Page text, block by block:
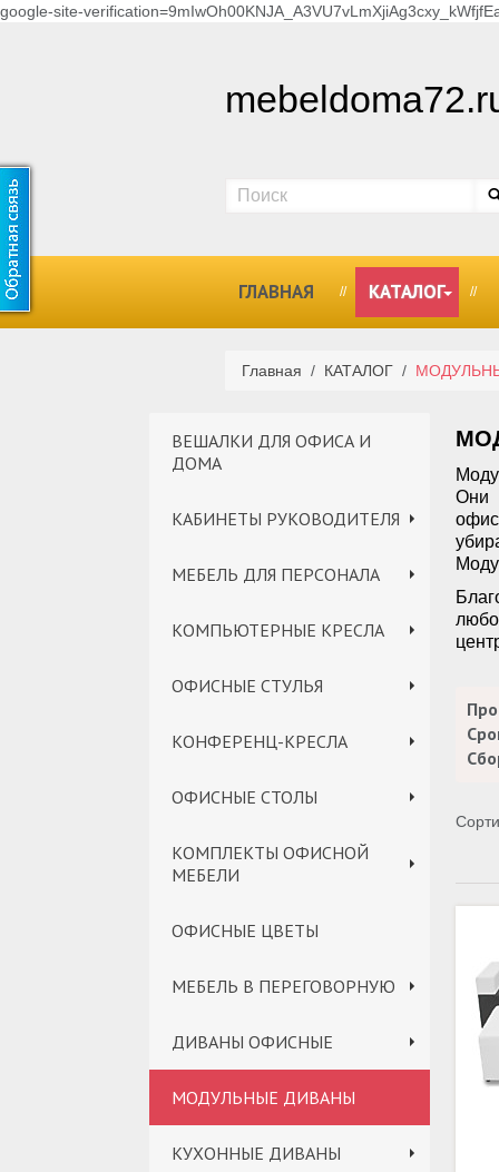
google-site-
ГЛАВНАЯ КАТАЛОГ
Главная / КАТАЛОГ /
ВЕШАЛКИ ДЛЯ ОФИСА И
ДОМА
КАБИНЕТЫ РУКОВОДИТЕЛЯ
МЕБЕЛЬ ДЛЯ ПЕРСОНАЛА
КОМПЬЮТЕРНЫЕ КРЕСЛА
ОФИСНЫЕ СТУЛЬЯ
КОНФЕРЕНЦ-КРЕСЛА
ОФИСНЫЕ СТОЛЫ
КОМПЛЕКТЫ ОФИСНОЙ
МЕБЕЛИ
ОФИСНЫЕ ЦВЕТЫ
МЕБЕЛЬ В ПЕРЕГОВОРНУЮ
ДИВАНЫ ОФИСНЫЕ
МОДУЛЬНЫЕ ДИВАНЫ
КУХОННЫЕ ДИВАНЫ
Они